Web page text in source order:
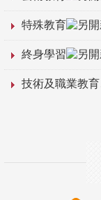
特殊教育
終身學習
技術及職業教育